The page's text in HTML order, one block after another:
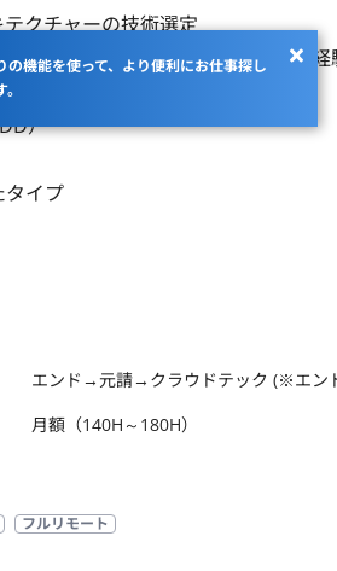
の機能を使って、より便利にお仕事探し
テクチャーの技術選定
ロから開発し、リリースまでした経
）
タイプ
エンド→元請→クラウドテック (※エン
月額（140H～180H）
フルリモート